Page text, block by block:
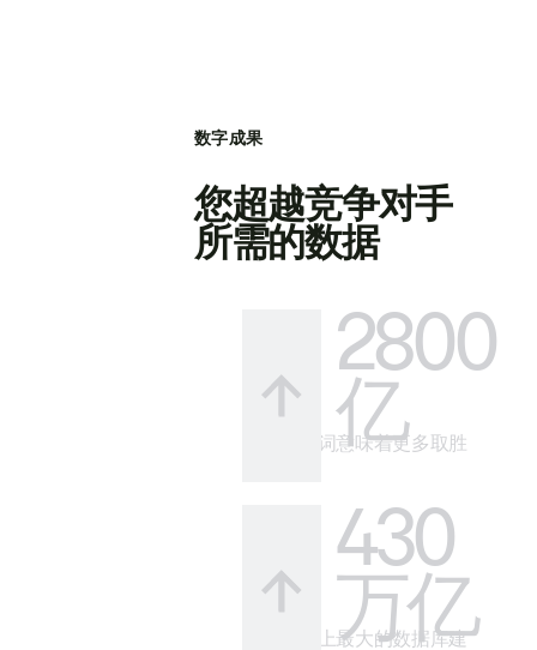
数字成果
您超越竞争对手
所需的数据
2800
亿
更多关键词意味着更多取胜
430
万亿
借助市场上最大的数据库建